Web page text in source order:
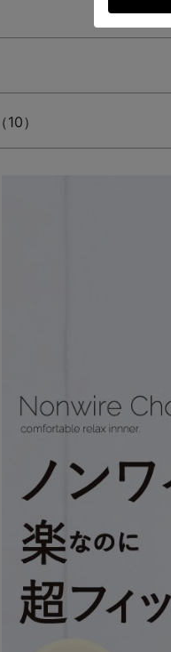
（10）